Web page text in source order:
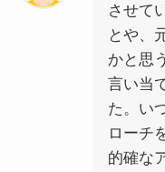
させて
とや、
かと思
言い当
た。い
ローチ
的確な